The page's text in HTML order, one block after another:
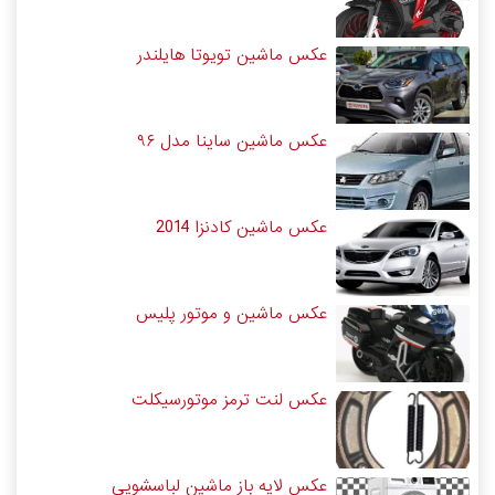
عکس ماشین تویوتا هایلندر
عکس ماشین ساینا مدل ۹۶
عکس ماشین کادنزا 2014
عکس ماشین و موتور پلیس
عکس لنت ترمز موتورسیکلت
عکس لایه باز ماشین لباسشویی